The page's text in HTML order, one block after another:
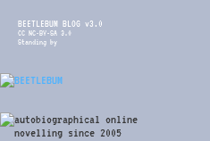
BEETLEBUM BLOG v3.0
CC NC-BY-SA 3.0
Standing by